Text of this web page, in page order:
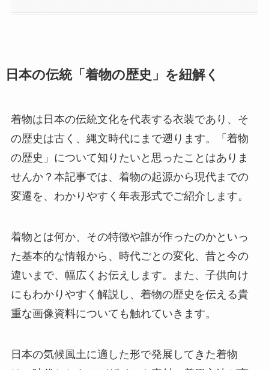
日本の伝統「着物の歴史」を紐解く
着物は日本の伝統文化を代表する衣装であり、そ
の歴史は古く、縄文時代にまで遡ります。「着物
の歴史」について知りたいと思ったことはありま
せんか？本記事では、着物の起源から現代までの
変遷を、わかりやすく年表形式でご紹介します。
着物とは何か、その特徴や誰が作ったのかといっ
た基本的な情報から、時代ごとの変化、昔と今の
違いまで、幅広くお伝えします。また、子供向け
にもわかりやすく解説し、着物の歴史を伝える貴
重な画像資料についても触れていきます。
日本の気候風土に適した形で発展してきた着物